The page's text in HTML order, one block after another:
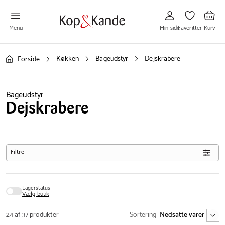
Menu
til
Min
side
Min side
til
Favoritter
Favoritter
til
Kurv
Kurv
Forside Køkken Bageudstyr Dejskrabere
Bageudstyr
Dejskrabere
Filtre
Lagerstatus
Vælg butik
24 af 37 produkter Sortering